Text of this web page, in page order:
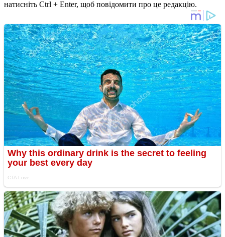
натисніть Ctrl + Enter, щоб повідомити про це редакцію.